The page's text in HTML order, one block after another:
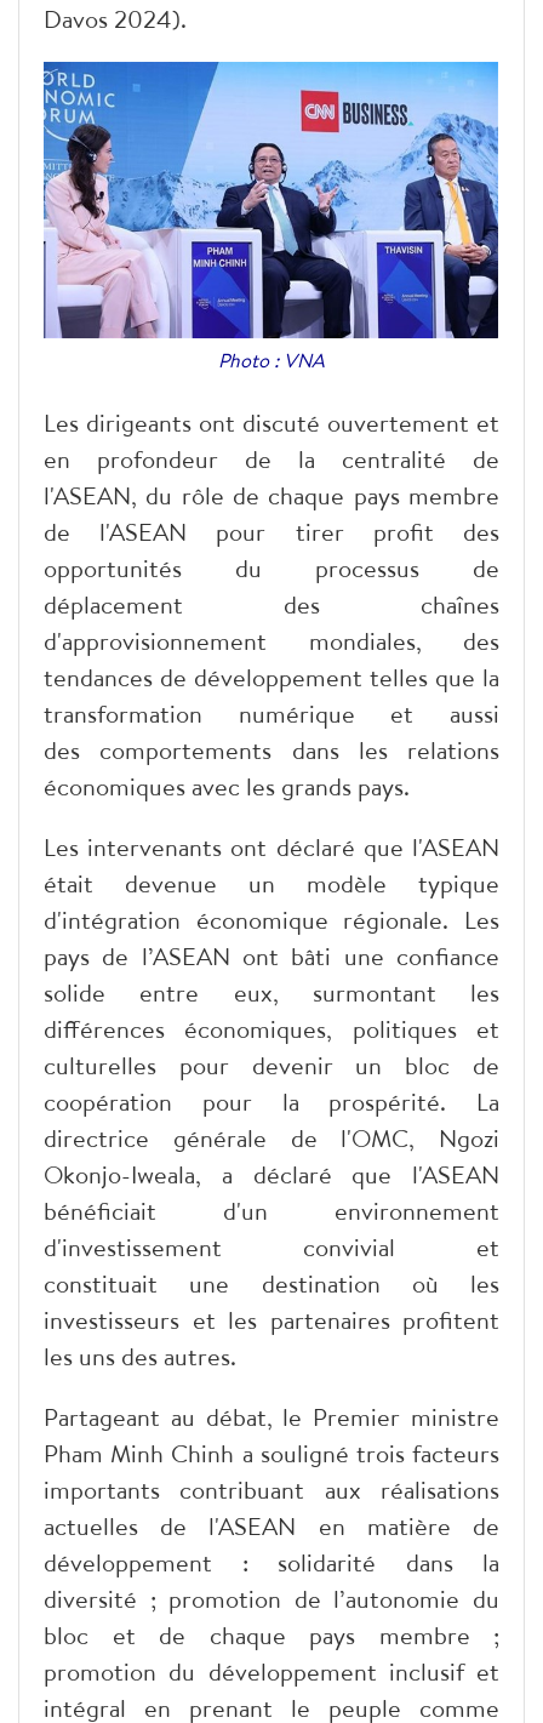
Davos 2024).
Photo : VNA
Les dirigeants ont discuté ouvertement et
en profondeur de la centralité de
l'ASEAN, du rôle de chaque pays membre
de l'ASEAN pour tirer profit des
opportunités du processus de
déplacement des chaînes
d'approvisionnement mondiales, des
tendances de développement telles que la
transformation numérique et aussi
des comportements dans les relations
économiques avec les grands pays.
Les intervenants ont déclaré que l'ASEAN
était devenue un modèle typique
d'intégration économique régionale. Les
pays de l’ASEAN ont bâti une confiance
solide entre eux, surmontant les
différences économiques, politiques et
culturelles pour devenir un bloc de
coopération pour la prospérité. La
directrice générale de l'OMC, Ngozi
Okonjo-Iweala, a déclaré que l'ASEAN
bénéficiait d'un environnement
d'investissement convivial et
constituait une destination où les
investisseurs et les partenaires profitent
les uns des autres.
Partageant au débat, le Premier ministre
Pham Minh Chinh a souligné trois facteurs
importants contribuant aux réalisations
actuelles de l'ASEAN en matière de
développement : solidarité dans la
diversité ; promotion de l’autonomie du
bloc et de chaque pays membre ;
promotion du développement inclusif et
intégral en prenant le peuple comme